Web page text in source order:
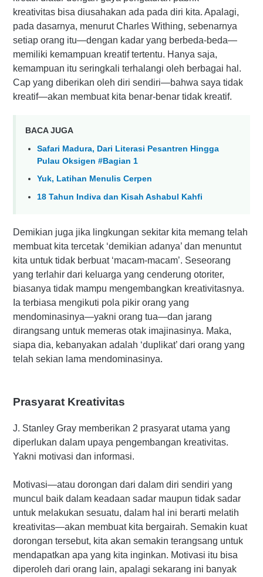
kreativitas bisa diusahakan ada pada diri kita. Apalagi,
pada dasarnya, menurut Charles Withing, sebenarnya
setiap orang itu—dengan kadar yang berbeda-beda—
memiliki kemampuan kreatif tertentu. Hanya saja,
kemampuan itu seringkali terhalangi oleh berbagai hal.
Cap yang diberikan oleh diri sendiri—bahwa saya tidak
kreatif—akan membuat kita benar-benar tidak kreatif.
BACA JUGA
Safari Madura, Dari Literasi Pesantren Hingga
Pulau Oksigen #Bagian 1
Yuk, Latihan Menulis Cerpen
18 Tahun Indiva dan Kisah Ashabul Kahfi
Demikian juga jika lingkungan sekitar kita memang telah
membuat kita tercetak ‘demikian adanya’ dan menuntut
kita untuk tidak berbuat ‘macam-macam’. Seseorang
yang terlahir dari keluarga yang cenderung otoriter,
biasanya tidak mampu mengembangkan kreativitasnya.
Ia terbiasa mengikuti pola pikir orang yang
mendominasinya—yakni orang tua—dan jarang
dirangsang untuk memeras otak imajinasinya. Maka,
siapa dia, kebanyakan adalah ‘duplikat’ dari orang yang
telah sekian lama mendominasinya.
Prasyarat Kreativitas
J. Stanley Gray memberikan 2 prasyarat utama yang
diperlukan dalam upaya pengembangan kreativitas.
Yakni motivasi dan informasi.
Motivasi—atau dorongan dari dalam diri sendiri yang
muncul baik dalam keadaan sadar maupun tidak sadar
untuk melakukan sesuatu, dalam hal ini berarti melatih
kreativitas—akan membuat kita bergairah. Semakin kuat
dorongan tersebut, kita akan semakin terangsang untuk
mendapatkan apa yang kita inginkan. Motivasi itu bisa
diperoleh dari orang lain, apalagi sekarang ini banyak